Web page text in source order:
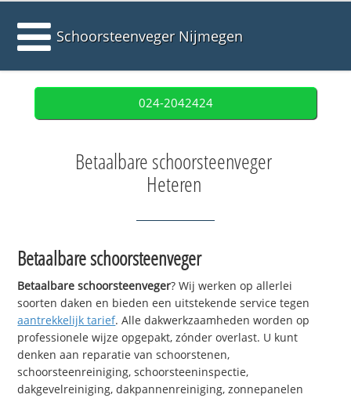
Schoorsteenveger Nijmegen
024-2042424
Betaalbare schoorsteenveger
Heteren
Betaalbare schoorsteenveger
Betaalbare schoorsteenveger? Wij werken op allerlei
soorten daken en bieden een uitstekende service tegen
aantrekkelijk tarief. Alle dakwerkzaamheden worden op
professionele wijze opgepakt, zónder overlast. U kunt
denken aan reparatie van schoorstenen,
schoorsteenreiniging, schoorsteeninspectie,
dakgevelreiniging, dakpannenreiniging, zonnepanelen